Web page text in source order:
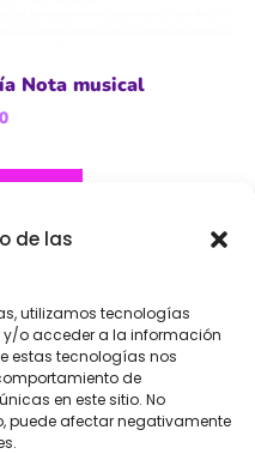
de las
utilizamos tecnologías
o acceder a la información
estas tecnologías nos
de
en este sitio. No
puede afectar negativamente
Nota musical